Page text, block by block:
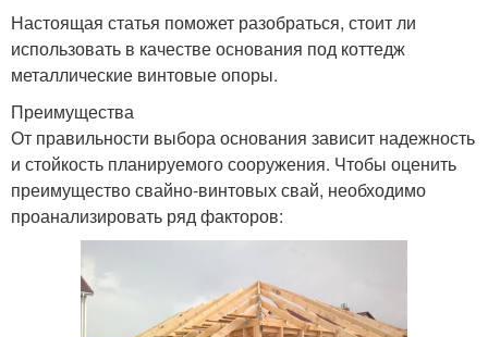
Настоящая статья поможет разобраться, стоит ли
использовать в качестве основания под коттедж
металлические винтовые опоры.
Преимущества
От правильности выбора основания зависит надежность
и стойкость планируемого сооружения. Чтобы оценить
преимущество свайно-винтовых свай, необходимо
проанализировать ряд факторов: